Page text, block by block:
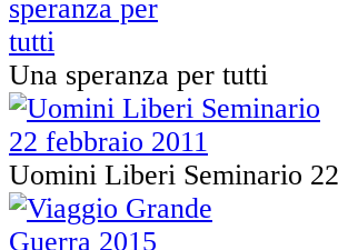
Una speranza per tutti
Uomini Liberi Seminario